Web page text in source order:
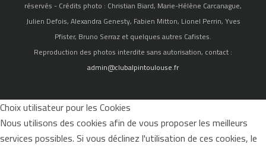
réservés - Crédits photo : Christian Biard, Marie-Hélène Carcanague,
Julien Defois, Alexandra Genesty, Fabien Mitton, Lionel Perrin, Yves
Pfister, Bruno Serraz et quelques autres Cafistes.
Reproduction des photos interdite sans autorisation, contact :
admin@clubalpintoulouse.fr
Choix utilisateur pour les Cookies
Nous utilisons des cookies afin de vous proposer les meilleurs
services possibles. Si vous déclinez l'utilisation de ces cookies, le